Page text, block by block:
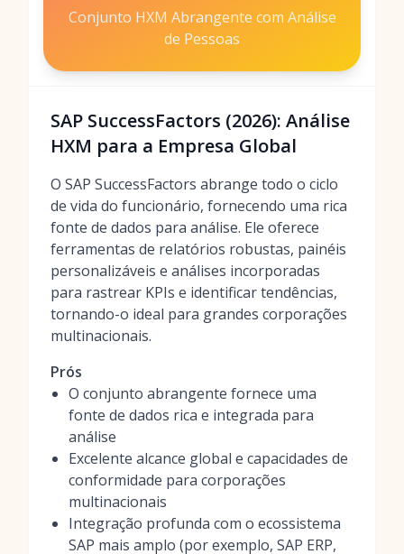
Conjunto HXM Abrangente com Análise
de Pessoas
SAP SuccessFactors (2026): Análise
HXM para a Empresa Global
O SAP SuccessFactors abrange todo o ciclo
de vida do funcionário, fornecendo uma rica
fonte de dados para análise. Ele oferece
ferramentas de relatórios robustas, painéis
personalizáveis e análises incorporadas
para rastrear KPIs e identificar tendências,
tornando-o ideal para grandes corporações
multinacionais.
Prós
O conjunto abrangente fornece uma
fonte de dados rica e integrada para
análise
Excelente alcance global e capacidades de
conformidade para corporações
multinacionais
Integração profunda com o ecossistema
SAP mais amplo (por exemplo, SAP ERP,